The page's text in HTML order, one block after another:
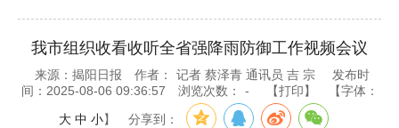
我市组织收看收听全省强降雨防御工作视频会议
来源：揭阳日报 作者： 记者 蔡泽青 通讯员 吉 宗
发布时
间：2025-08-06 09:36:57
浏览次数： - 【打印】 【字体：
大 中 小】 分享到：